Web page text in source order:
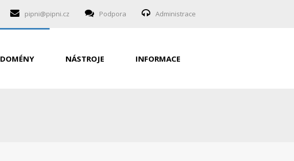
pipni@pipni.cz Podpora Administrace
DOMÉNY NÁSTROJE INFORMACE